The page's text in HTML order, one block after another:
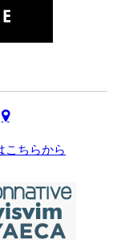
こちらから